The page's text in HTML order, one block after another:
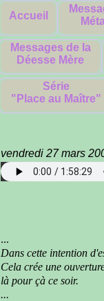
Accueil
Messages de la
Déesse Mère
Série
"Place au Maître"
vendredi 27 mars
Pour télécharger le
...
Dans cette intention
Cela crée une
là pour çà ce soir.
...